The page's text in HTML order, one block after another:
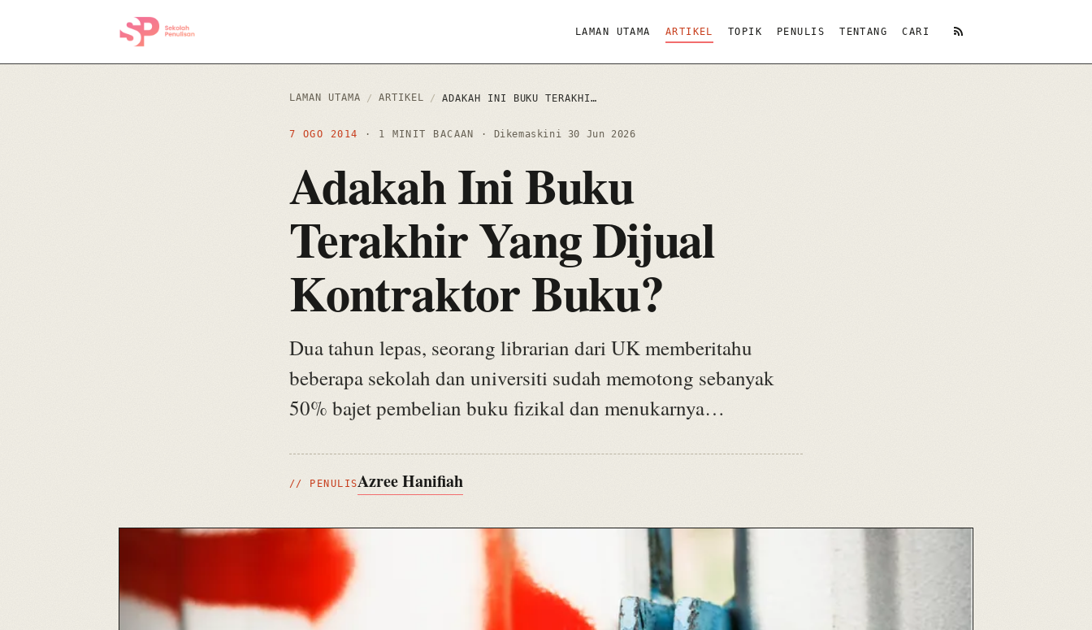
LAMAN UTAMA ARTIKEL TOPIK PENULIS TENTANG CARI
RSS
LAMAN UTAMA / ARTIKEL / ADAKAH INI BUKU TERAKHIR YANG DIJUAL KONTRAKTOR BUKU?
7 OGO 2014 · 1 MINIT BACAAN · Dikemaskini 30 Jun 2026
Adakah Ini Buku
Terakhir Yang Dijual
Kontraktor Buku?
Dua tahun lepas, seorang librarian dari UK memberitahu
beberapa sekolah dan universiti sudah memotong sebanyak
50% bajet pembelian buku fizikal dan menukarnya…
// PENULISAzree Hanifiah